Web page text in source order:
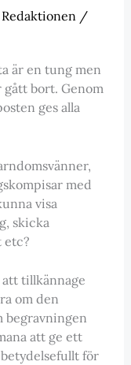
Redaktionen /
är en tung men
bort. Genom
ges alla
med
visa
skicka
etc?
tillkännage
om den
begravningen
att ge ett
för